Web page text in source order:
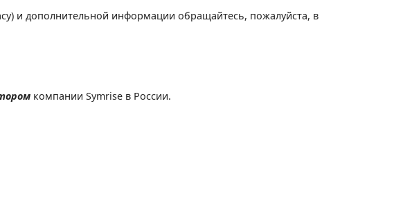
и дополнительной информации обращайтесь, пожалуйста, в
компании Symrise в России.